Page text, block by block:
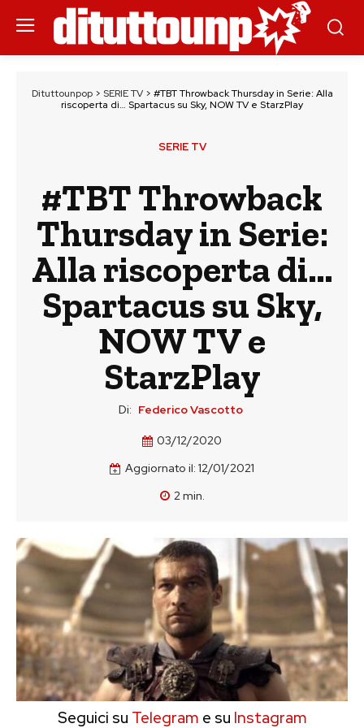
Dituttounpop> SERIE TV> #TBT Throwback Thursday in Serie: Alla
riscoperta di… Spartacus su Sky, NOW TV e StarzPlay
SERIE TV
#TBT Throwback
Thursday in Serie:
Alla riscoperta di…
Spartacus su Sky,
NOW TV e
StarzPlay
Di: Federico Vascotto
03/12/2020
Aggiornato il: 12/01/2021
2min.
Seguici su Telegram e su Instagram